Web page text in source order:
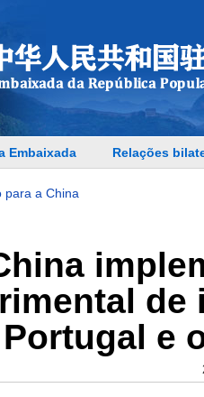
Embaixada Relações
para a China
de
Portugal e